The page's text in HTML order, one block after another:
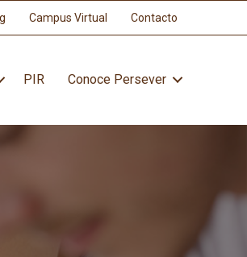
Campus Virtual Contacto
PIR Conoce Persever